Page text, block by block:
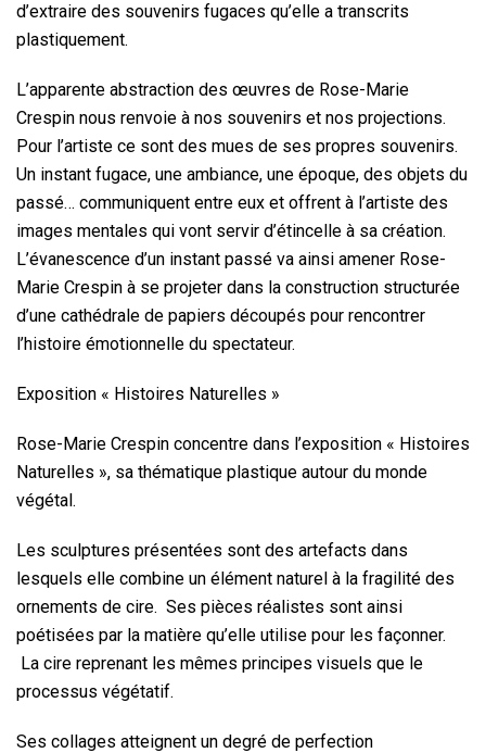
d’extraire des souvenirs fugaces qu’elle a transcrits
plastiquement.
L’apparente abstraction des œuvres de Rose-Marie
Crespin nous renvoie à nos souvenirs et nos projections.
Pour l’artiste ce sont des mues de ses propres souvenirs.
Un instant fugace, une ambiance, une époque, des objets du
passé… communiquent entre eux et offrent à l’artiste des
images mentales qui vont servir d’étincelle à sa création.
L’évanescence d’un instant passé va ainsi amener Rose-
Marie Crespin à se projeter dans la construction structurée
d’une cathédrale de papiers découpés pour rencontrer
l’histoire émotionnelle du spectateur.
Exposition « Histoires Naturelles »
Rose-Marie Crespin concentre dans l’exposition « Histoires
Naturelles », sa thématique plastique autour du monde
végétal.
Les sculptures présentées sont des artefacts dans
lesquels elle combine un élément naturel à la fragilité des
ornements de cire. Ses pièces réalistes sont ainsi
poétisées par la matière qu’elle utilise pour les façonner.
La cire reprenant les mêmes principes visuels que le
processus végétatif.
Ses collages atteignent un degré de perfection